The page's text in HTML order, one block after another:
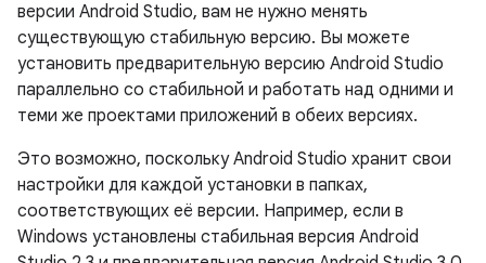
версии Android Studio, вам не нужно менять
существующую стабильную версию. Вы можете
установить предварительную версию Android Studio
параллельно со стабильной и работать над одними и
теми же проектами приложений в обеих версиях.
Это возможно, поскольку Android Studio хранит свои
настройки для каждой установки в папках,
соответствующих её версии. Например, если в
Windows установлены стабильная версия Android